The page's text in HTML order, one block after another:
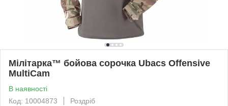
Мілітарка™ бойова сорочка Ubacs Оffensive
MultiCam
В наявності
Код: 10004873
Роздріб